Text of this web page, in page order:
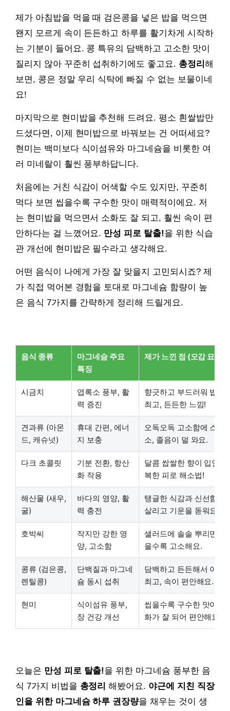
제가 아침밥을 먹을 때 검은콩을 넣은 밥을 먹으면
왠지 모르게 속이 든든하고 하루를 활기차게 시작하
는 기분이 들어요. 콩 특유의 담백하고 고소한 맛이
질리지 않아 꾸준히 섭취하기에도 좋고요. 총정리 해
보면, 콩은 정말 우리 식탁에 빠질 수 없는 보물이네
요!
마지막으로 현미밥을 추천해 드려요. 평소 흰쌀밥만
드셨다면, 이제 현미밥으로 바꿔보는 건 어떠세요?
현미는 백미보다 식이섬유와 마그네슘을 비롯한 여
러 미네랄이 훨씬 풍부하답니다.
처음에는 거친 식감이 어색할 수도 있지만, 꾸준히
먹다 보면 씹을수록 구수한 맛이 매력적이에요. 저
는 현미밥을 먹으면서 소화도 잘 되고, 훨씬 속이 편
안하다는 걸 느꼈어요. 만성 피로 탈출!을 위한 식습
관 개선에 현미밥은 필수라고 생각해요.
어떤 음식이 나에게 가장 잘 맞을지 고민되시죠? 제
가 직접 먹어본 경험을 토대로 마그네슘 함량이 높
은 음식 7가지를 간략하게 정리해 드릴게요.
음식 종류
마그네슘 주요
특징
제가 느낀 점 (오감 묘사)
시금치
엽록소 풍부, 활
력 증진
향긋하고 부드러워 밥반
최고, 든든한 느낌!
견과류 (아몬
드, 캐슈넛)
휴대 간편, 에너
지 보충
오독오독 고소함에 스트
소, 졸음이 덜 와요.
다크 초콜릿
기분 전환, 항산
화 작용
달콤 쌉쌀한 향이 입안
복한 피로 해소법!
해산물 (새우,
굴)
바다의 영양, 활
력 충전
탱글한 식감과 신선함이
살리고 기운을 돋워요.
호박씨
작지만 강한 영
양, 고소함
샐러드에 솔솔 뿌리면 맛
을수록 고소해요.
콩류 (검은콩,
렌틸콩)
단백질과 마그네
슘 동시 섭취
담백하고 든든해서 아침
최고, 속이 편안해요.
현미
식이섬유 풍부,
장 건강 개선
씹을수록 구수한 맛이 매
화가 잘 되어 편안해요.
오늘은 만성 피로 탈출!을 위한 마그네슘 풍부한 음
식 7가지 비법을 총정리 해봤어요. 야근에 지친 직장
인을 위한 마그네슘 하루 권장량을 채우는 것이 생